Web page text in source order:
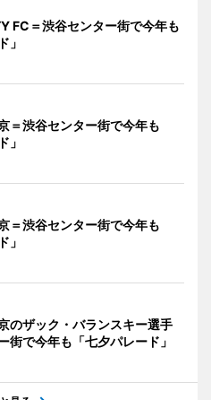
FC＝渋谷センター街で今年も
」
＝渋谷センター街で今年も
」
＝渋谷センター街で今年も
」
のザック・バランスキー選手
街で今年も「七夕パレード」